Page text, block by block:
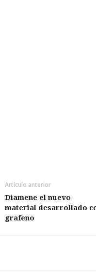
Artículo anterior
Diamene el nuevo
material desarrollado
grafeno